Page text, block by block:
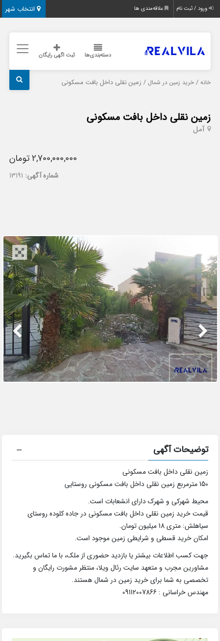
انتخاب شهر ورود / ثبت نام علاقه‌مندی ها
دسته‌بندی‌ها ثبت اگهی رایگان
خانه /خرید زمین در شمال / زمین نقلی داخل بافت مسکونی
زمین نقلی داخل بافت مسکونی
آمل
2,700,000,000 تومان
شماره آگهی: 13191
توضیحات آگهی
زمین نقلی داخل بافت مسکونی
150 مترمربع زمین نقلی داخل بافت مسکونی روستایی
محیط شهرکی و شهرک دارای انشعابات است.
قیمت خرید زمین نقلی داخل بافت مسکونی در جاده کلوده روستای
سیاهلش: متری 18 میلیون تومان.
امکان خرید قسطی و شرایطی زمین موجود است.
جهت کسب اطلاعات بیشتر یا بازدید حضوری از ملک، با ما تماس بگیرید.
مشاورین مجرب و متعهد سایت رئال ویلا، منتظر مشورت رایگان و
تخصصی به شما برای خرید زمین در شمال هستند.
مهندس خراسانی : 09112007866